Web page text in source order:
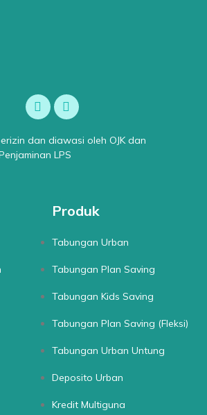
dan diawasi oleh OJK dan
LPS
Produk
Tabungan Urban
Tabungan Plan Saving
Tabungan Kids Saving
Tabungan Plan Saving (Fleksi)
Tabungan Urban Untung
Deposito Urban
Kredit Multiguna